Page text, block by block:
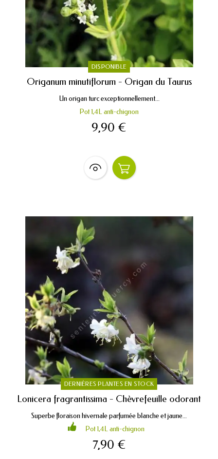
DISPONIBLE
Origanum minutiflorum - Origan du Taurus
Un origan turc exceptionnellement...
Pot 1,4L anti-chignon
9,90 €
DERNIÈRES PLANTES EN STOCK
Lonicera fragrantissima - Chèvrefeuille odorant
Superbe floraison hivernale parfumée blanche et jaune...
Pot 1,4L anti-chignon
7,90 €